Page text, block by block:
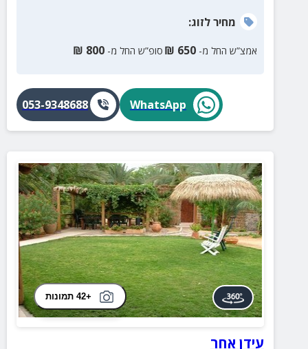
מחירלזוג:
אמצ”ש החל מ- 650
₪ סופ”ש החל מ- 800
₪
WhatsApp
053-9348688
+42 תמונות
עידן אחר